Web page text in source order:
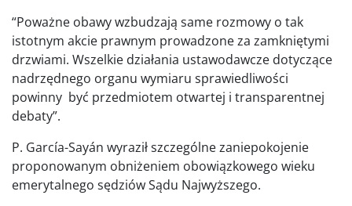
“Poważne obawy wzbudzają same rozmowy o tak
istotnym akcie prawnym prowadzone za zamkniętymi
drzwiami. Wszelkie działania ustawodawcze dotyczące
nadrzędnego organu wymiaru sprawiedliwości
powinny być przedmiotem otwartej i transparentnej
debaty”.
P. García-Sayán wyraził szczególne zaniepokojenie
proponowanym obniżeniem obowiązkowego wieku
emerytalnego sędziów Sądu Najwyższego.